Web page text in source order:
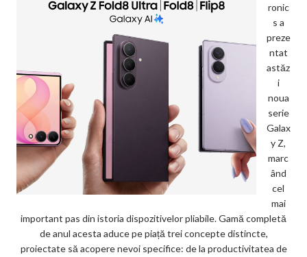
ronic
s a
preze
ntat
astăz
i
noua
serie
Galax
y Z,
marc
ând
cel
mai
important pas din istoria dispozitivelor pliabile. Gamă completă
de anul acesta aduce pe piață trei concepte distincte,
proiectate să acopere nevoi specifice: de la productivitatea de